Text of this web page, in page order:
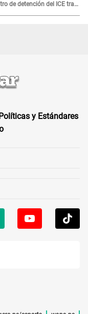
de detención del ICE tras
"emergencia médica"
y Estándares